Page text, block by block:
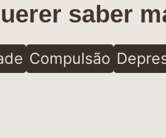
saber
Compulsão